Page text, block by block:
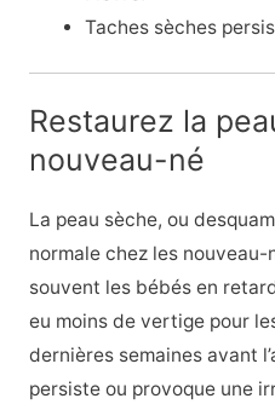
Taches sèches
Restaurez la
nouveau-né
La peau sèche, ou
normale chez les nouveau-
souvent les bébés en
eu moins de vertige pour
dernières semaines avant
persiste ou provoque une